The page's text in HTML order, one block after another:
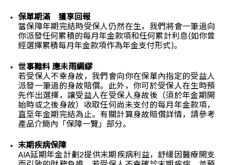
保單期滿 獲享回報
當保障年期完結時受保人仍然在生，我們將會一筆過向
你派發任何累積的每月年金款項和任何累計利息(如你曾
經選擇累積每月年金款項作為年金支付形式)。
世事難料 應未雨綢繆
若受保人不幸身故，我們會向你在保單內指定的受益人
派發一筆過的身故賠償。此外，你可於受保人在生時預
先作出選擇，讓受益人在受保人身故後（須於年金期開
始時或之後身故）收取任何尚未支付的每月年金款項，
直至年金期完結為止。有關計算身故賠償詳情，請參考
產品介簡內「保障一覽」部分。
末期疾病保障
AIA延期年金計劃2提供末期疾病利益，舒緩因醫療開支